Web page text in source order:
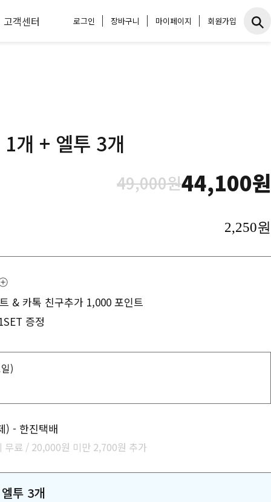
고객센터 로그인 장바구니 마이페이지 회원가입
개 + 엘투 3개
49,000원44,100원
2,250원
& 카톡 친구추가 1,000 포인트
증정
)
) - 한진택배
무료 / 20,000원 미만 2,700원 추가
투 3개